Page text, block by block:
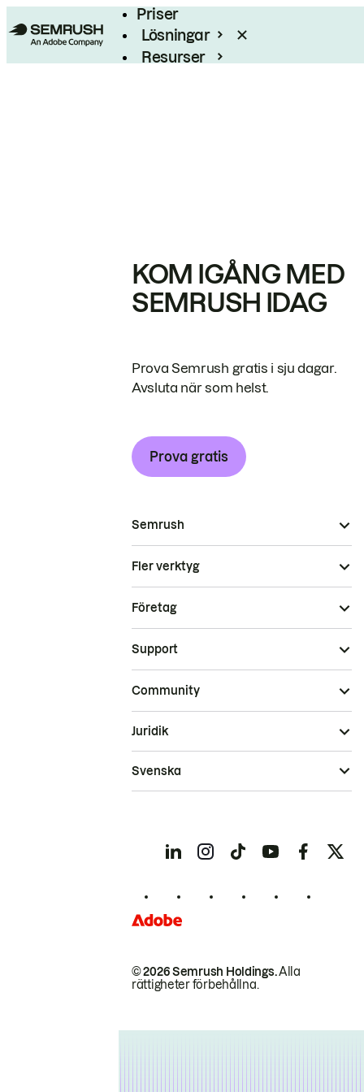
Priser
Lösningar
Resurser
KOM IGÅNG MED
SEMRUSH IDAG
Prova Semrush gratis i sju dagar.
Avsluta när som helst.
Prova gratis
Semrush
Fler verktyg
Företag
Support
Community
© 2026 Semrush Holdings.Alla
rättigheter förbehållna.
Juridik
Svenska